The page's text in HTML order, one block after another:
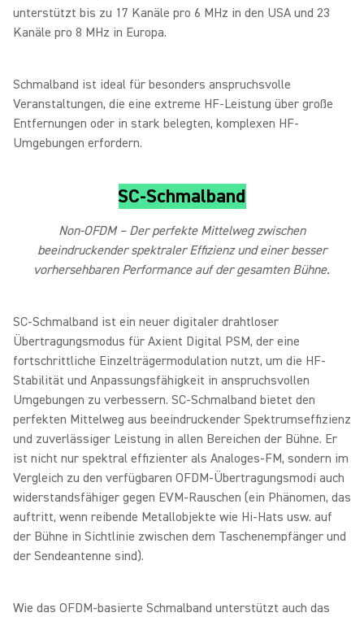
unterstützt bis zu 17 Kanäle pro 6 MHz in den USA und 23
Kanäle pro 8 MHz in Europa.
Schmalband ist ideal für besonders anspruchsvolle
Veranstaltungen, die eine extreme HF-Leistung über große
Entfernungen oder in stark belegten, komplexen HF-
Umgebungen erfordern.
SC-Schmalband
Non-OFDM – Der perfekte Mittelweg zwischen
beeindruckender spektraler Effizienz und einer besser
vorhersehbaren Performance auf der gesamten Bühne.
SC-Schmalband ist ein neuer digitaler drahtloser
Übertragungsmodus für Axient Digital PSM, der eine
fortschrittliche Einzelträgermodulation nutzt, um die HF-
Stabilität und Anpassungsfähigkeit in anspruchsvollen
Umgebungen zu verbessern. SC-Schmalband bietet den
perfekten Mittelweg aus beeindruckender Spektrumseffizienz
und zuverlässiger Leistung in allen Bereichen der Bühne. Er
ist nicht nur spektral effizienter als Analoges-FM, sondern im
Vergleich zu den verfügbaren OFDM-Übertragungsmodi auch
widerstandsfähiger gegen EVM-Rauschen (ein Phänomen, das
auftritt, wenn reibende Metallobjekte wie Hi-Hats usw. auf
der Bühne in Sichtlinie zwischen dem Taschenempfänger und
der Sendeantenne sind).
Wie das OFDM-basierte Schmalband unterstützt auch das